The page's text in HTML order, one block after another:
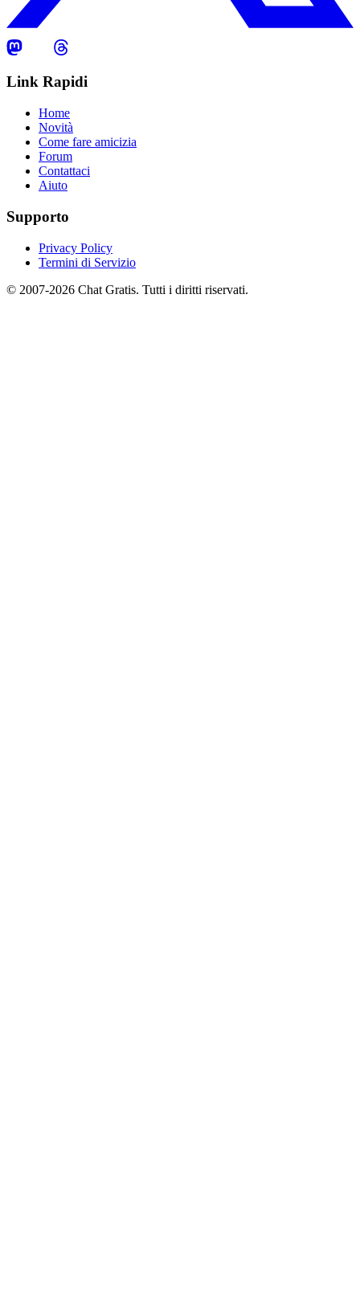
Link Rapidi
Home
Novità
Come fare amicizia
Forum
Contattaci
Aiuto
Supporto
Privacy Policy
Termini di Servizio
© 2007-2026 Chat Gratis. Tutti i diritti riservati.